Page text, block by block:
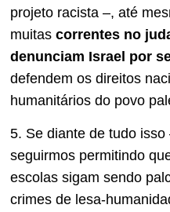
projeto racista –, até
muitas correntes no
denunciam Israel por
defendem os direitos
humanitários do povo
5. Se diante de tudo
seguirmos permitindo
escolas sigam sendo
crimes de lesa-